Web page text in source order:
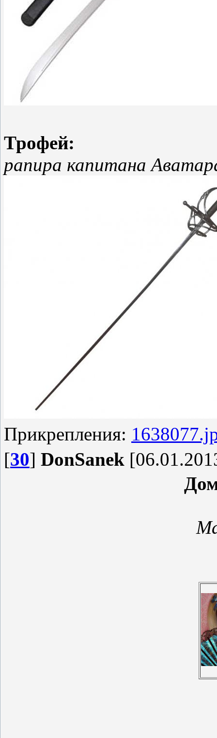
Трофей:
рапира капитана
Прикрепления:
[30] DonSanek